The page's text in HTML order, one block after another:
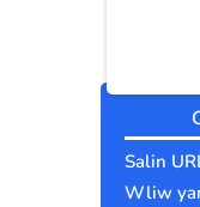
Salin
Wliw